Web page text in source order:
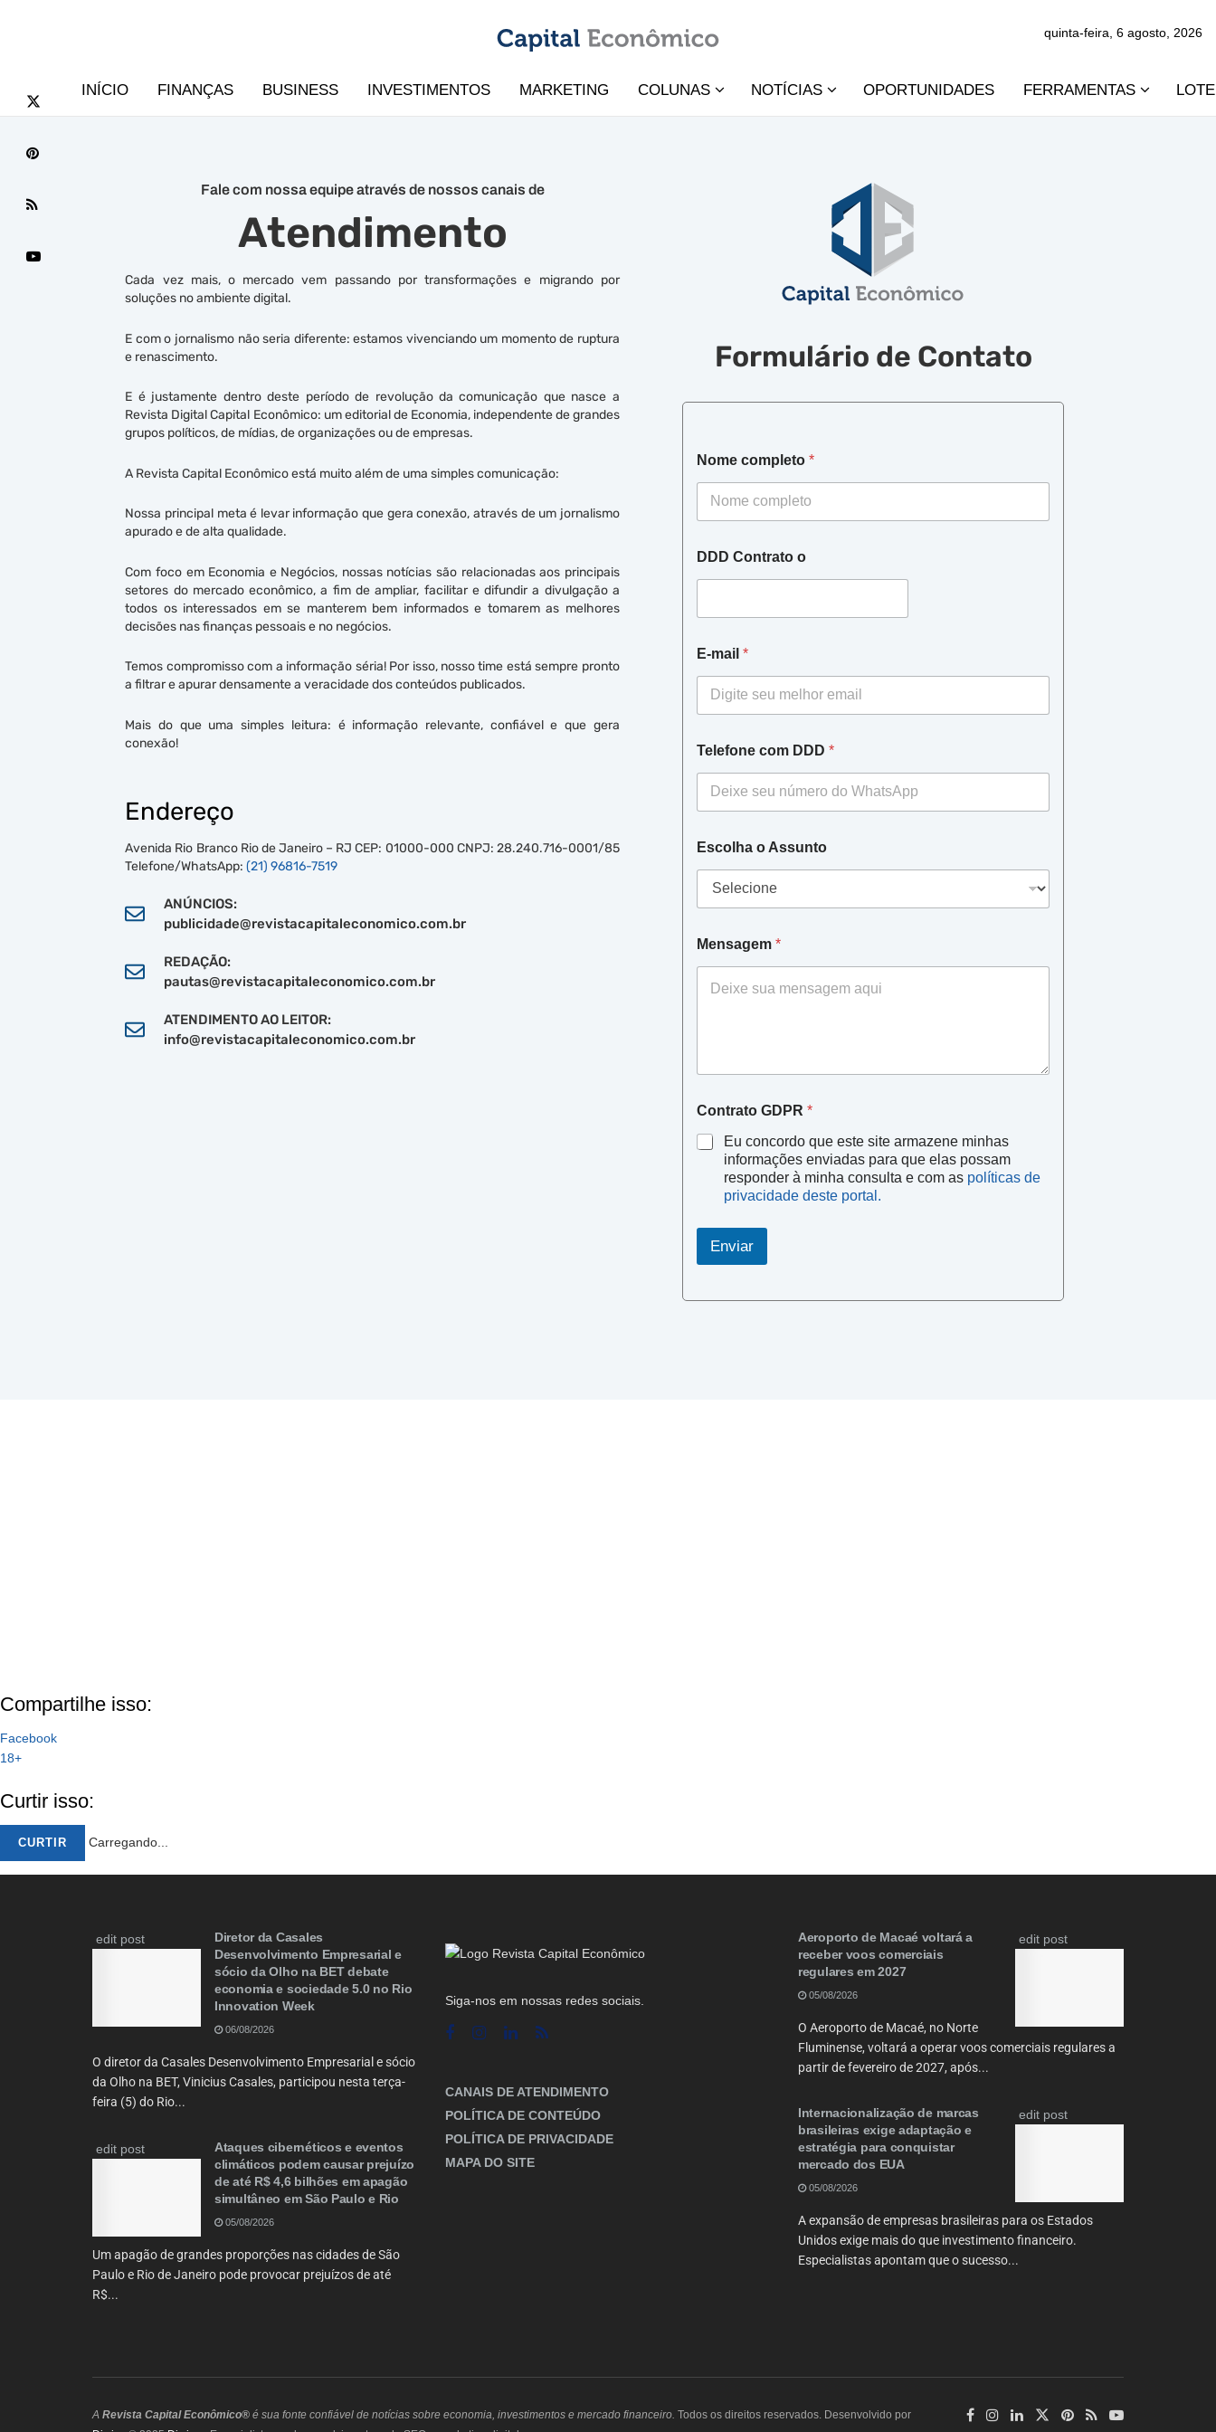
quinta-feira, 6 agosto, 2026
INÍCIO FINANÇAS BUSINESS INVESTIMENTOS MARKETING COLUNAS NOTÍCIAS OPORTUNIDADES FERRAMENTAS
Fale com nossa equipe através de nossos canais de
Atendimento
Cada vez mais, o mercado vem passando por transformações e migrando por
soluções no ambiente digital.
E com o jornalismo não seria diferente: estamos vivenciando um momento de ruptura
e renascimento.
E é justamente dentro deste período de revolução da comunicação que nasce a
Revista Digital Capital Econômico: um editorial de Economia, independente de grandes
grupos políticos, de mídias, de organizações ou de empresas.
A Revista Capital Econômico está muito além de uma simples comunicação:
Nossa principal meta é levar informação que gera conexão, através de um jornalismo
apurado e de alta qualidade.
Com foco em Economia e Negócios, nossas notícias são relacionadas aos principais
setores do mercado econômico, a fim de ampliar, facilitar e difundir a divulgação a
todos os interessados em se manterem bem informados e tomarem as melhores
decisões nas finanças pessoais e no negócios.
Temos compromisso com a informação séria! Por isso, nosso time está sempre pronto
a filtrar e apurar densamente a veracidade dos conteúdos publicados.
Mais do que uma simples leitura: é informação relevante, confiável e que gera
conexão!
Endereço
Avenida Rio Branco Rio de Janeiro – RJ CEP: 01000-000 CNPJ: 28.240.716-0001/85
Telefone/WhatsApp:(21) 96816-7519
ANÚNCIOS:
publicidade@revistacapitaleconomico.com.br
REDAÇÃO:
pautas@revistacapitaleconomico.com.br
ATENDIMENTO AO LEITOR:
info@revistacapitaleconomico.com.br
Formulário de Contato
Nome completo*
DDD Contrato o
E-mail*
Telefone com DDD*
Escolha o Assunto
Mensagem*
Contrato GDPR*
Eu concordo que este site armazene minhas
informações enviadas para que elas possam
responder à minha consulta e com as políticas de
privacidade deste portal.
Enviar
Compartilhe isso:
Facebook
18+
Curtir isso:
CURTIR Carregando...
edit post
Diretor da Casales
Desenvolvimento Empresarial e
sócio da Olho na BET debate
economia e sociedade 5.0 no Rio
Innovation Week
06/08/2026
O diretor da Casales Desenvolvimento Empresarial e sócio
da Olho na BET, Vinicius Casales, participou nesta terça-
feira (5) do Rio...
edit post
Ataques cibernéticos e eventos
climáticos podem causar prejuízo
de até R$ 4,6 bilhões em apagão
simultâneo em São Paulo e Rio
05/08/2026
Um apagão de grandes proporções nas cidades de São
Paulo e Rio de Janeiro pode provocar prejuízos de até
R$...
Siga-nos em nossas redes sociais.
CANAIS DE ATENDIMENTO
POLÍTICA DE CONTEÚDO
POLÍTICA DE PRIVACIDADE
MAPA DO SITE
edit post
Aeroporto de Macaé voltará a
receber voos comerciais
regulares em 2027
05/08/2026
O Aeroporto de Macaé, no Norte
Fluminense, voltará a operar voos comerciais regulares a
partir de fevereiro de 2027, após...
edit post
Internacionalização de marcas
brasileiras exige adaptação e
estratégia para conquistar
mercado dos EUA
05/08/2026
A expansão de empresas brasileiras para os Estados
Unidos exige mais do que investimento financeiro.
Especialistas apontam que o sucesso...
A Revista Capital Econômico® é sua fonte confiável de notícias sobre economia, investimentos e mercado financeiro. Todos os direitos reservados. Desenvolvido por